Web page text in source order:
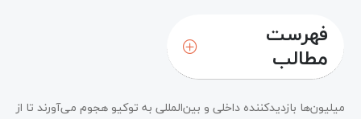
فهرست
مطالب
میلیون‌ها بازدیدکننده داخلی و بین‌المللی به توکیو هجوم می‌آورند تا از